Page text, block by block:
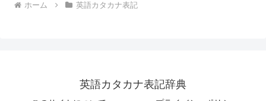
ホーム 英語カタカナ表記
英語カタカナ表記辞典